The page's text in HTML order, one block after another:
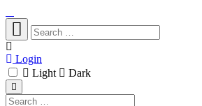
Login
Light
Dark